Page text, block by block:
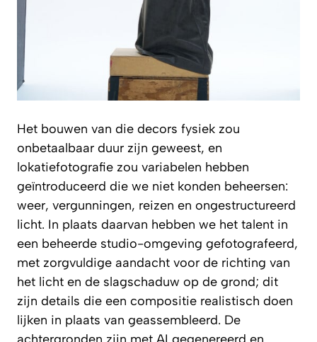
Het bouwen van die decors fysiek zou
onbetaalbaar duur zijn geweest, en
lokatiefotografie zou variabelen hebben
geïntroduceerd die we niet konden beheersen:
weer, vergunningen, reizen en ongestructureerd
licht. In plaats daarvan hebben we het talent in
een beheerde studio-omgeving gefotografeerd,
met zorgvuldige aandacht voor de richting van
het licht en de slagschaduw op de grond; dit
zijn details die een compositie realistisch doen
lijken in plaats van geassembleerd. De